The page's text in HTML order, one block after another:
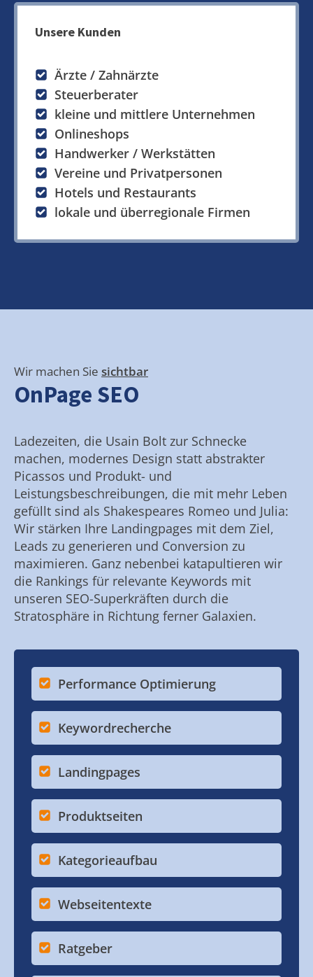
Unsere Kunden
Ärzte / Zahnärzte
Steuerberater
kleine und mittlere Unternehmen
Onlineshops
Handwerker / Werkstätten
Vereine und Privatpersonen
Hotels und Restaurants
lokale und überregionale Firmen
Wir machen Sie sichtbar
OnPage SEO
Ladezeiten, die Usain Bolt zur Schnecke
machen, modernes Design statt abstrakter
Picassos und Produkt- und
Leistungsbeschreibungen, die mit mehr Leben
gefüllt sind als Shakespeares Romeo und Julia:
Wir stärken Ihre Landingpages mit dem Ziel,
Leads zu generieren und Conversion zu
maximieren. Ganz nebenbei katapultieren wir
die Rankings für relevante Keywords mit
unseren SEO-Superkräften durch die
Stratosphäre in Richtung ferner Galaxien.
Performance Optimierung
Keywordrecherche
Landingpages
Produktseiten
Kategorieaufbau
Webseitentexte
Ratgeber